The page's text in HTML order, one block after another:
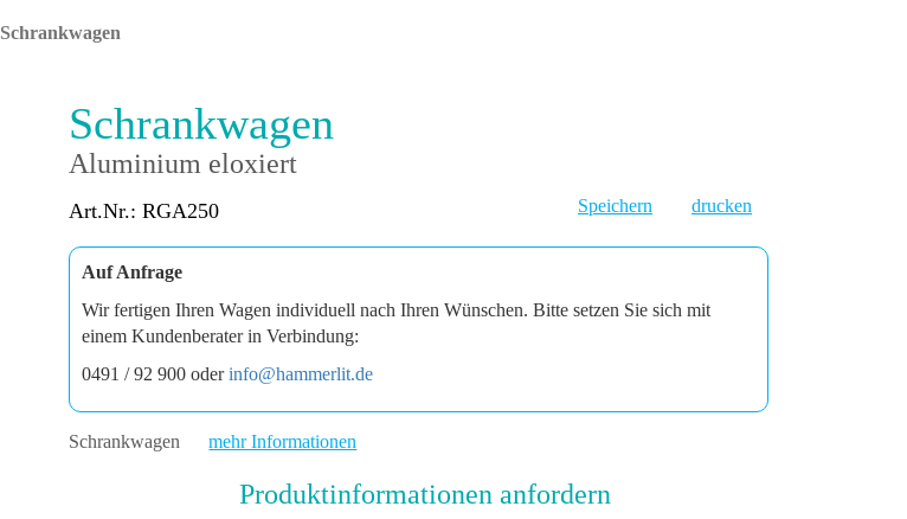
Schrankwagen
Schrankwagen
Aluminium eloxiert
Art.Nr.: RGA250 Speichern drucken
Auf Anfrage
Wir fertigen Ihren Wagen individuell nach Ihren Wünschen. Bitte setzen Sie sich mit
einem Kundenberater in Verbindung:
0491 / 92 900 oderinfo@hammerlit.de
Schrankwagen mehr Informationen
Produktinformationen anfordern